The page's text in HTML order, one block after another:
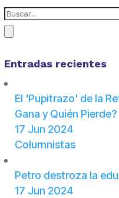
Entradas recientes
El 'Pupitrazo' de la
Gana y Quién Pierde?
17 Jun 2024
Columnistas
Petro destroza la
17 Jun 2024